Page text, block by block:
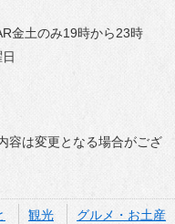
金土のみ19時から23時
容は変更となる場合がござ
観光 グルメ・お土産